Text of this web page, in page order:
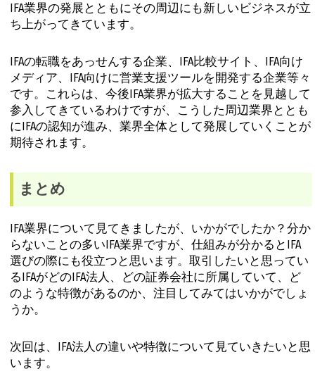
IFA業界の発展とともにその周辺にも新しいビジネスが立
ち上がってきています。
IFAの転職をあっせんする企業、IFA比較サイト、IFA向け
メディア、IFA向けに営業支援ツールを開発する企業等々
です。これらは、今後IFA業界が拡大することを見越して
参入してきているわけですが、こうした周辺業界ととも
にIFAの認知が進み、業界全体として発展していくことが
期待されます。
まとめ
IFA業界について見てきましたが、いかがでしたか？分か
らないことの多いIFA業界ですが、仕組みが分かるとIFA
選びの際にも役立つと思います。取引したいと思ってい
るIFAがどのIFA法人、どの証券会社に所属していて、ど
のような特徴があるのか、注目してみてはいかがでしょ
うか。
次回は、IFA法人の違いや特徴について見ていきたいと思
います。